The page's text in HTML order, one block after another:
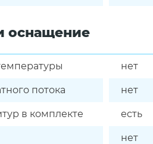
оснащение
нет
потока нет
в комплекте есть
нет